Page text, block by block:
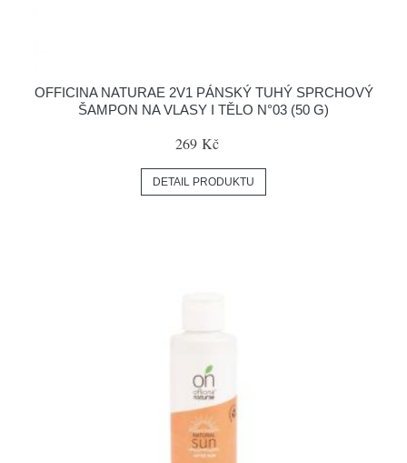
OFFICINA NATURAE 2V1 PÁNSKÝ TUHÝ SPRCHOVÝ
ŠAMPON NA VLASY I TĚLO N°03 (50 G)
269 Kč
DETAIL PRODUKTU